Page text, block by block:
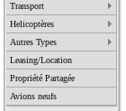
Transport
Helicoptères
Autres Types
Leasing/Location
Propriété Partagée
Avions neufs